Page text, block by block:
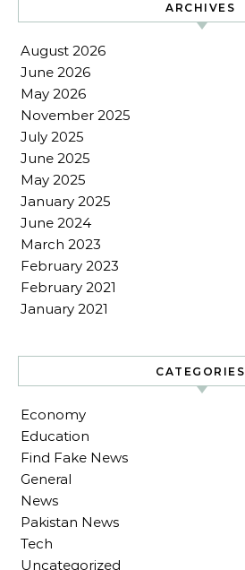
ARCHIVES
August 2026
June 2026
May 2026
November 2025
July 2025
June 2025
May 2025
January 2025
June 2024
March 2023
February 2023
February 2021
January 2021
CATEGORIES
Economy
Education
Find Fake News
General
News
Pakistan News
Tech
Uncategorized